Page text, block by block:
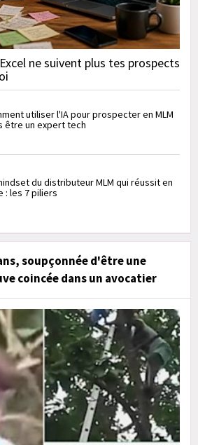
ne suivent plus tes prospects
utiliser l'IA pour prospecter en MLM
être un expert tech
du distributeur MLM qui réussit en
: les 7 piliers
soupçonnée d'être une
coincée dans un avocatier